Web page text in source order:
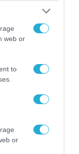
web or
to
or
χώρους